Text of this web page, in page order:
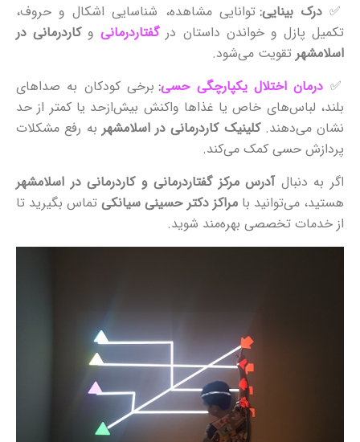
✅درک بینایی: توانایی مشاهده، شناسایی اشکال و حروف،
تکمیل پازل و خواندن داستان درگفتاردرمانی و کاردرمانی در
اسلامشهر تقویت می‌شود.
✅ درمان اختلال یکپارچگی حسی:برخی کودکان به صداهای
بلند، لباس‌های خاص یا غذاها واکنش بیش‌ازحد یا کمتر از حد
نشان می‌دهند.کلینیک کاردرمانی در اسلامشهر به رفع مشکلات
پردازش حسی کمک می‌کند.
اگر به دنبالآدرس مرکز گفتاردرمانی و کاردرمانی در اسلامشهر
هستید، می‌توانید بامراکز دکتر حسینی سیانکیتماس بگیرید تا
از خدمات تخصصی بهره‌مند شوید.